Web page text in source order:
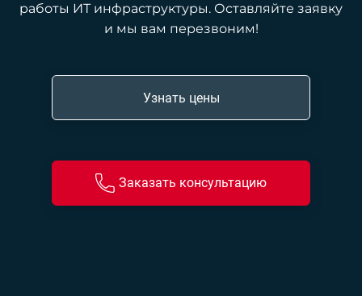
работы ИТ инфраструктуры. Оставляйте заявку
и мы вам перезвоним!
Узнать цены
Заказать консультацию